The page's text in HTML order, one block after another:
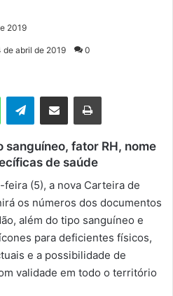
2019
de abril de 2019 0
Telegram
sanguíneo, fator RH, nome
de saúde
feira (5), a nova Carteira de
os números dos documentos
além do tipo sanguíneo e
para deficientes físicos,
e a possibilidade de
validade em todo o território